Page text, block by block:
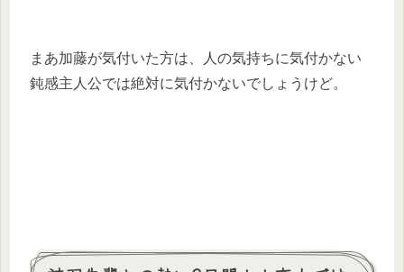
まあ加藤が気付いた方は、人の気持ちに気付かない
鈍感主人公では絶対に気付かないでしょうけど。